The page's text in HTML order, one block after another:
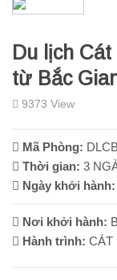
Du lịch
từ Bắc
9373 View
Mã Phòng:
Thời gian: 3
Ngày khởi hành:
Nơi khởi hành:
Hành trình: CÁT